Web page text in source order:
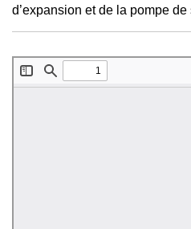
d’expansion et de la pompe de